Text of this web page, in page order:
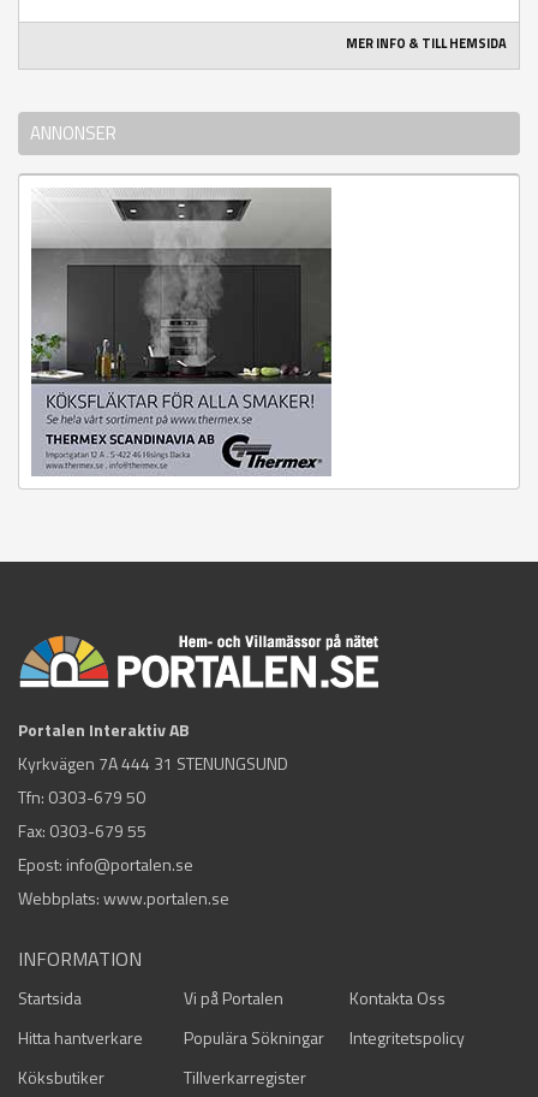
MER INFO & TILL HEMSIDA
ANNONSER
Portalen Interaktiv AB
Kyrkvägen 7A 444 31 STENUNGSUND
Tfn: 0303-679 50
Fax: 0303-679 55
Epost: info@portalen.se
Webbplats: www.portalen.se
INFORMATION
Startsida Vi på Portalen
Kontakta Oss
Hitta hantverkare
Populära Sökningar
Integritetspolicy
Köksbutiker
Tillverkarregister